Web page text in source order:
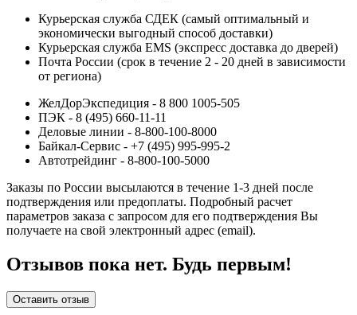
Курьерская служба СДЕК (самый оптимальный и
экономически выгодный способ доставки)
Курьерская служба EMS (экспресс доставка до дверей)
Почта России (срок в течение 2 - 20 дней в зависимости
от региона)
ЖелДорЭкспедиция - 8 800 1005-505
ПЭК - 8 (495) 660-11-11
Деловые линии - 8-800-100-8000
Байкал-Сервис - +7 (495) 995-995-2
Автотрейдинг - 8-800-100-5000
Заказы по России высылаются в течение 1-3 дней после
подтверждения или предоплаты. Подробный расчет
параметров заказа с запросом для его подтверждения Вы
получаете на свой электронный адрес (email).
Отзывов пока нет. Будь первым!
Оставить отзыв